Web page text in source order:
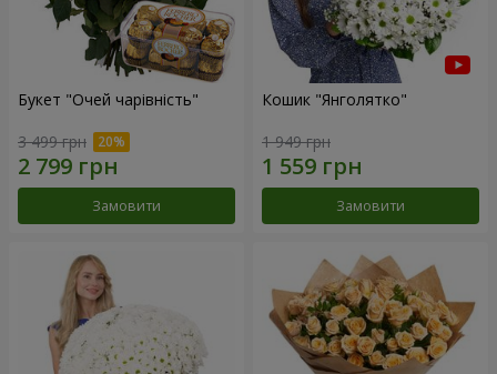
Букет "Очей чарівність"
3 499 грн
Замовити
Кошик "Янголятко"
1 949 грн
Замовити